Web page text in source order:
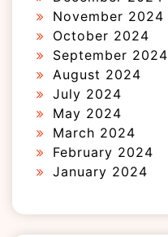
November 2024
October 2024
September 2024
August 2024
July 2024
May 2024
March 2024
February 2024
January 2024